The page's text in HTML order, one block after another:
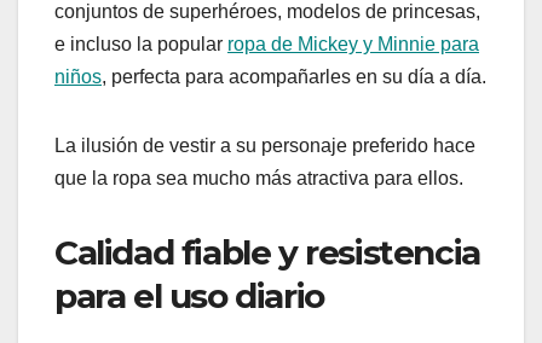
conjuntos de superhéroes, modelos de princesas,
e incluso la popular ropa de Mickey y Minnie para
niños, perfecta para acompañarles en su día a día.
La ilusión de vestir a su personaje preferido hace
que la ropa sea mucho más atractiva para ellos.
Calidad fiable y resistencia
para el uso diario